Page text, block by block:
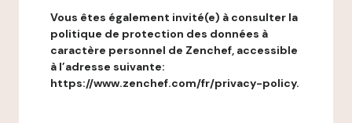
Vous êtes également invité(e) à consulter la
politique de protection des données à
caractère personnel de Zenchef, accessible
à l’adresse suivante:
https://www.zenchef.com/fr/privacy-policy.